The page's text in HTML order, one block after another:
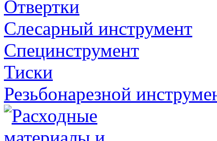
Отвертки
Слесарный инструмент
Специнструмент
Тиски
Резьбонарезной